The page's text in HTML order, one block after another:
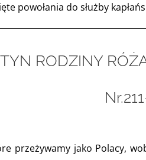
powołania do służby
RODZINY
przeżywamy jako Polacy,